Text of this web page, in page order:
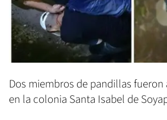
Dos miembros de pandillas
en la colonia Santa Isabel de